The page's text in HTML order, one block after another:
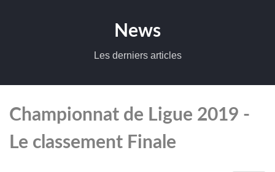
News
Les derniers articles
Championnat de Ligue 2019 -
Le classement Finale